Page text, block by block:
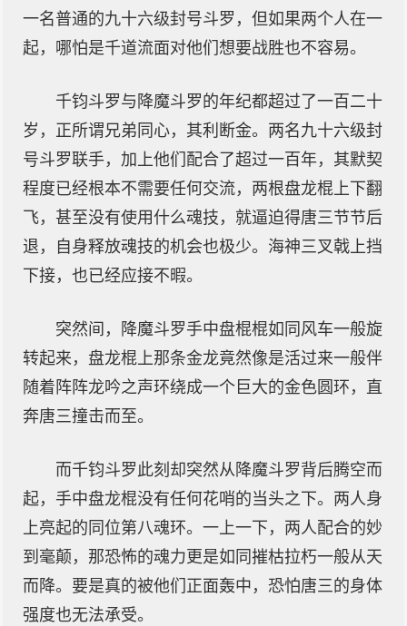
一名普通的九十六级封号斗罗，但如果两个人在一
起，哪怕是千道流面对他们想要战胜也不容易。
千钧斗罗与降魔斗罗的年纪都超过了一百二十
岁，正所谓兄弟同心，其利断金。两名九十六级封
号斗罗联手，加上他们配合了超过一百年，其默契
程度已经根本不需要任何交流，两根盘龙棍上下翻
飞，甚至没有使用什么魂技，就逼迫得唐三节节后
退，自身释放魂技的机会也极少。海神三叉戟上挡
下接，也已经应接不暇。
突然间，降魔斗罗手中盘棍棍如同风车一般旋
转起来，盘龙棍上那条金龙竟然像是活过来一般伴
随着阵阵龙吟之声环绕成一个巨大的金色圆环，直
奔唐三撞击而至。
而千钧斗罗此刻却突然从降魔斗罗背后腾空而
起，手中盘龙棍没有任何花哨的当头之下。两人身
上亮起的同位第八魂环。一上一下，两人配合的妙
到毫颠，那恐怖的魂力更是如同摧枯拉朽一般从天
而降。要是真的被他们正面轰中，恐怕唐三的身体
强度也无法承受。